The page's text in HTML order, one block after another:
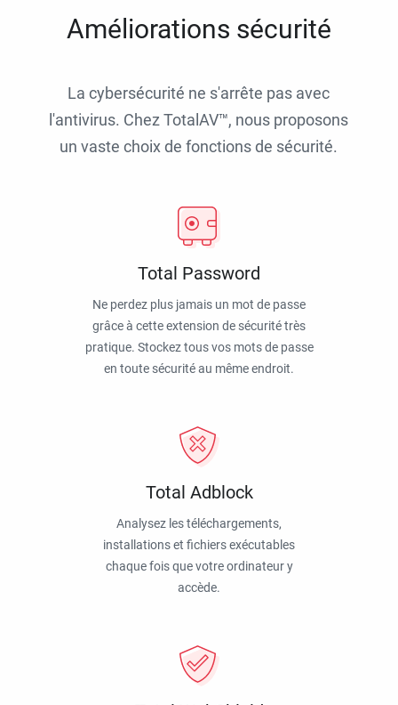
Améliorations sécurité
La cybersécurité ne s'arrête pas avec
l'antivirus. Chez TotalAV™, nous proposons
un vaste choix de fonctions de sécurité.
Total Password
Ne perdez plus jamais un mot de passe
grâce à cette extension de sécurité très
pratique. Stockez tous vos mots de passe
en toute sécurité au même endroit.
Total Adblock
Analysez les téléchargements,
installations et fichiers exécutables
chaque fois que votre ordinateur y
accède.